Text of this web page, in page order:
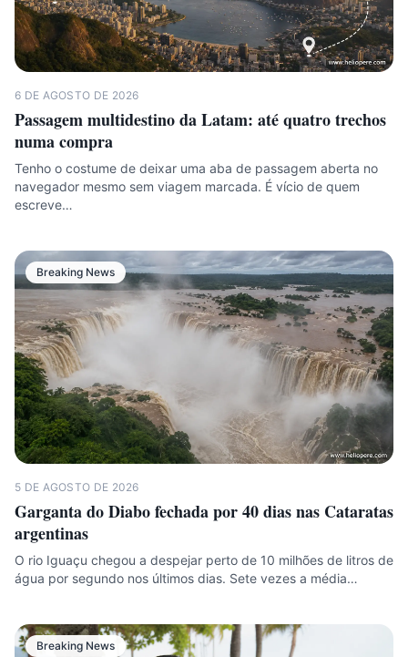
6 DE AGOSTO DE 2026
Passagem multidestino da Latam: até quatro trechos
numa compra
Tenho o costume de deixar uma aba de passagem aberta no
navegador mesmo sem viagem marcada. É vício de quem
escreve…
Breaking News
5 DE AGOSTO DE 2026
Garganta do Diabo fechada por 40 dias nas Cataratas
argentinas
O rio Iguaçu chegou a despejar perto de 10 milhões de litros de
água por segundo nos últimos dias. Sete vezes a média…
Breaking News